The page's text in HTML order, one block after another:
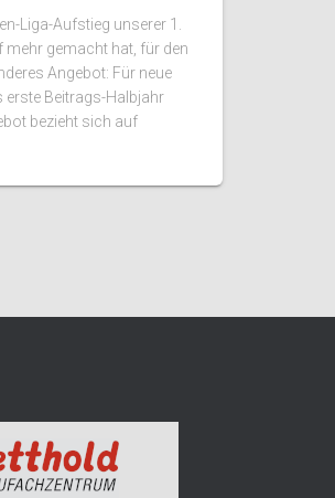
Liga-Aufstieg unserer 1.
gemacht hat, für den
Angebot: Für neue
erste Beitrags-Halbjahr
bezieht sich auf